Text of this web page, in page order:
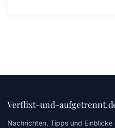
Verflixt-und-
Nachrichten, Tipps und Einblicke